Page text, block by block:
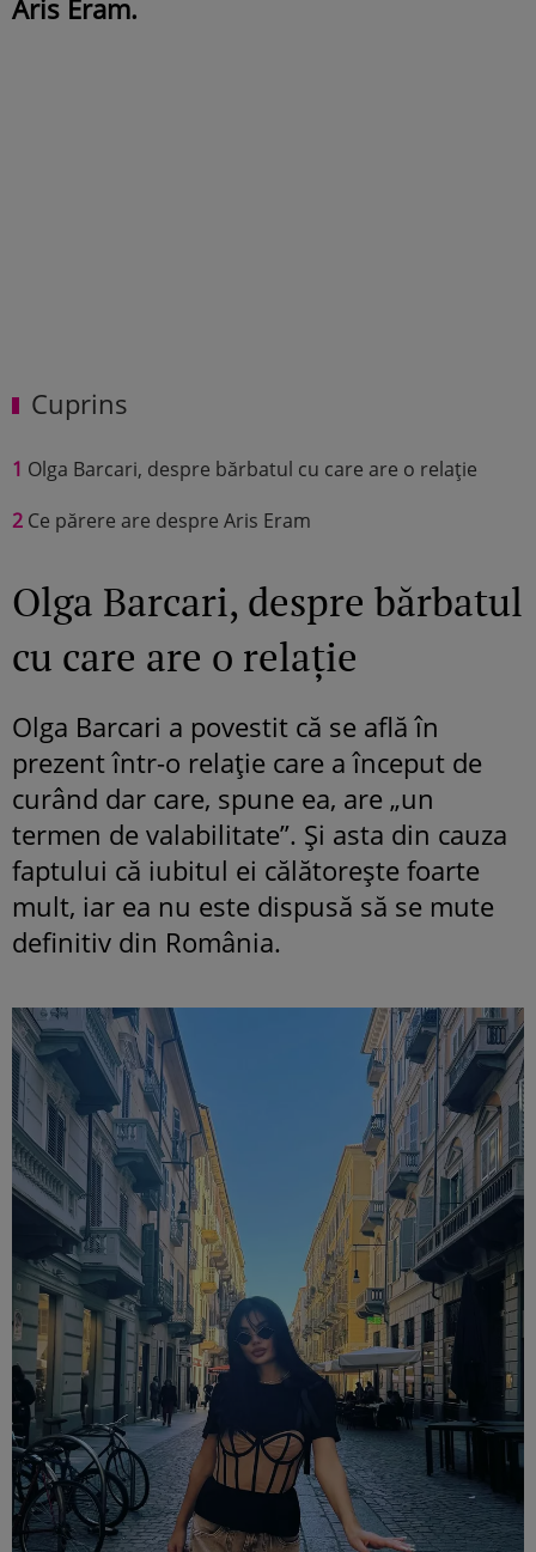
Aris Eram.
Cuprins
1 Olga Barcari, despre bărbatul cu care are o relație
2 Ce părere are despre Aris Eram
Olga Barcari, despre bărbatul
cu care are o relație
Olga Barcari a povestit că se află în
prezent într-o relație care a început de
curând dar care, spune ea, are „un
termen de valabilitate”. Și asta din cauza
faptului că iubitul ei călătorește foarte
mult, iar ea nu este dispusă să se mute
definitiv din România.